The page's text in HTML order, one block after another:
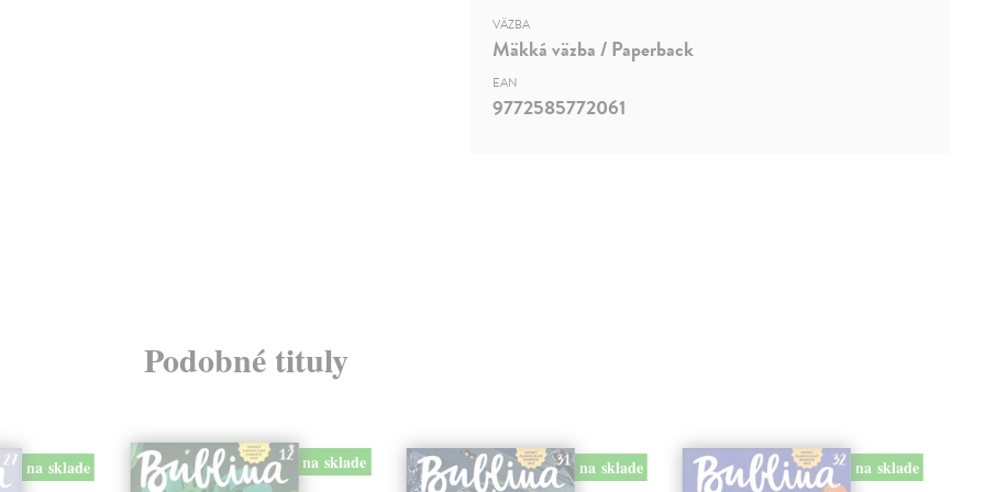
VÄZBA
Mäkká väzba / Paperback
EAN
9772585772061
Podobné tituly
na sklade na sklade na sklade na sklade